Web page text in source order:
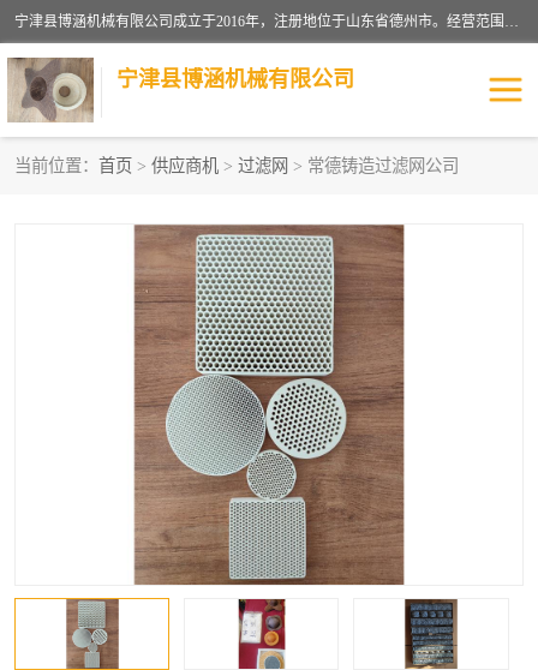
宁津县博涵机械有限公司成立于2016年，注册地位于山东省德州市。经营范围包括：机械设备研发、生产及销售，铸造用造型材料生产、销售，玻璃纤维及制品制造、销售，汽车零配件零售，机械零件、零部件加工，机械零件、零部件销售等；主要产品有：纤维过滤网,陶瓷过滤器,泡沫陶瓷过滤器,耐高温纤维过滤器,铸铁过滤器,铸铜过滤网,铸铝过滤网,铝轮毂过滤网,高效过滤网,高效陶瓷过滤网,高效纤维过滤网。
宁津县博涵机械有限公司
当前位置： 首页 > 供应商机 > 过滤网 > 常德铸造过滤网公司
挡渣棉
避脏网